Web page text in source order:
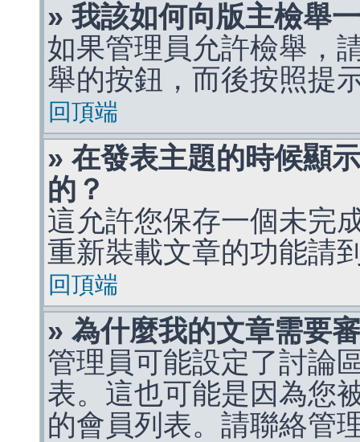
» 我該如何向版主檢舉
如果管理員允許檢舉，
舉的按鈕，而後按照提
回頂端
» 在發表主題的時候顯
的？
這允許您保存一個未完
重新裝載文章的功能請
回頂端
» 為什麼我的文章需要
管理員可能設定了討論
表。這也可能是因為您
的會員列表。請聯絡管